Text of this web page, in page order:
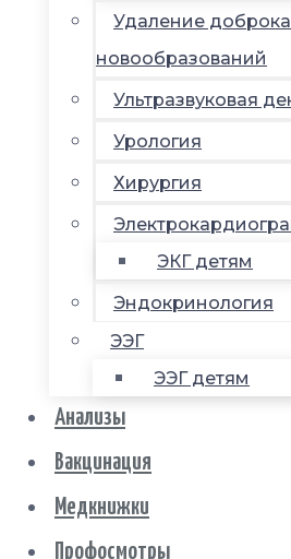
Удаление
новообразований
Ультразвуковая
Урология
Хирургия
ЭКГ детям
Эндокринология
ЭЭГ
ЭЭГ детям
Анализы
Вакцинация
Медкнижки
Профосмотры